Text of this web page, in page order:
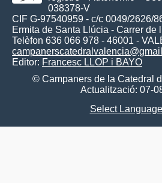
038378-V
CIF G-97540959 - c/c 0049/2626/
Ermita de Santa Llúcia - Carrer de
Telèfon 636 066 978 - 46001 -
Editor: Francesc LLOP i BAYO
© Campaners de la Catedral
Actualització: 07-
Select Language